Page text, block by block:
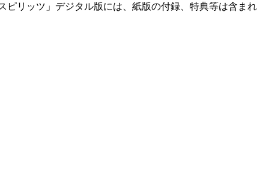
ッツ」デジタル版には、紙版の付録、特典等は含まれ